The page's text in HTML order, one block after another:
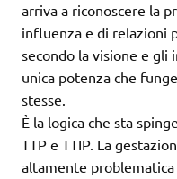
arriva a riconoscere la
influenza e di relazioni
secondo la visione e gli
unica potenza che
stesse.
È la logica che sta
TTP e TTIP. La
altamente